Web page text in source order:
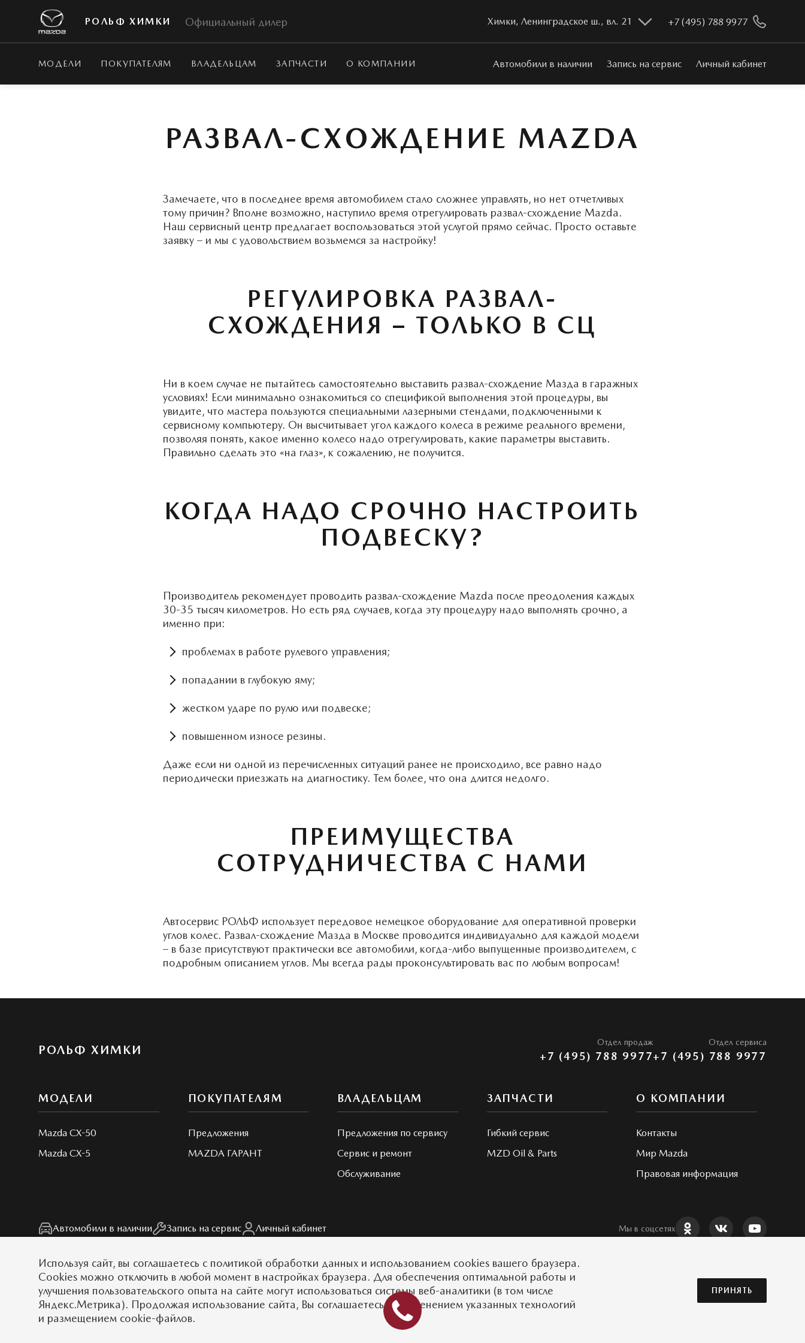
РОЛЬФ ХИМКИ Официальный дилер Химки, Ленинградское ш., вл. 21 +7 (495) 788 9977
МОДЕЛИ ПОКУПАТЕЛЯМ ВЛАДЕЛЬЦАМ ЗАПЧАСТИ О КОМПАНИИ Автомобили в наличии Запись на сервис Личный кабинет
РАЗВАЛ-СХОЖДЕНИЕ MAZDA
Замечаете, что в последнее время автомобилем стало сложнее управлять, но нет отчетливых
тому причин? Вполне возможно, наступило время отрегулировать развал-схождение Mazda.
Наш сервисный центр предлагает воспользоваться этой услугой прямо сейчас. Просто оставьте
заявку – и мы с удовольствием возьмемся за настройку!
РЕГУЛИРОВКА РАЗВАЛ-
СХОЖДЕНИЯ – ТОЛЬКО В СЦ
Ни в коем случае не пытайтесь самостоятельно выставить развал-схождение Мазда в гаражных
условиях! Если минимально ознакомиться со спецификой выполнения этой процедуры, вы
увидите, что мастера пользуются специальными лазерными стендами, подключенными к
сервисному компьютеру. Он высчитывает угол каждого колеса в режиме реального времени,
позволяя понять, какое именно колесо надо отрегулировать, какие параметры выставить.
Правильно сделать это «на глаз», к сожалению, не получится.
КОГДА НАДО СРОЧНО НАСТРОИТЬ
ПОДВЕСКУ?
Производитель рекомендует проводить развал-схождение Mazda после преодоления каждых
30-35 тысяч километров. Но есть ряд случаев, когда эту процедуру надо выполнять срочно, а
именно при:
проблемах в работе рулевого управления;
попадании в глубокую яму;
жестком ударе по рулю или подвеске;
повышенном износе резины.
Даже если ни одной из перечисленных ситуаций ранее не происходило, все равно надо
периодически приезжать на диагностику. Тем более, что она длится недолго.
ПРЕИМУЩЕСТВА
СОТРУДНИЧЕСТВА С НАМИ
Автосервис РОЛЬФ использует передовое немецкое оборудование для оперативной проверки
углов колес. Развал-схождение Мазда в Москве проводится индивидуально для каждой модели
– в базе присутствуют практически все автомобили, когда-либо выпущенные производителем, с
подробным описанием углов. Мы всегда рады проконсультировать вас по любым вопросам!
РОЛЬФ ХИМКИ
Отдел продаж
+7 (495) 788 9977
Отдел сервиса
+7 (495) 788 9977
МОДЕЛИ
Mazda CX-50
Mazda CX-5
ПОКУПАТЕЛЯМ
Предложения
MAZDA ГАРАНТ
ВЛАДЕЛЬЦАМ
Предложения по сервису
Сервис и ремонт
Обслуживание
ЗАПЧАСТИ
Гибкий сервис
MZD Oil & Parts
О КОМПАНИИ
Контакты
Мир Mazda
Правовая информация
Автомобили в наличии Запись на сервис Личный кабинет Мы в соцсетях
© 2026 Обратная связь MAZDA.RU
Используя сайт, вы соглашаетесь с политикой обработки данных и использованием cookies вашего браузера.
Cookies можно отключить в любой момент в настройках браузера. Для обеспечения оптимальной работы и
улучшения пользовательского опыта на сайте могут использоваться системы веб-аналитики (в том числе
Яндекс.Метрика). Продолжая использование сайта, Вы соглашаетесь с применением указанных технологий
и размещением cookie-файлов.
ПРИНЯТЬ